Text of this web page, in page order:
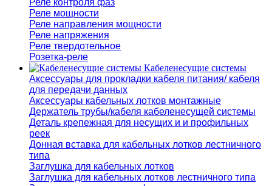
Реле контроля фаз
Реле мощности
Реле направления мощности
Реле напряжения
Реле твердотельное
Розетка-реле
Кабеленесущие системы
Аксессуары для прокладки кабеля питания/ кабеля
для передачи данных
Аксессуары кабельных лотков монтажные
Держатель трубы/кабеля кабеленесущей системы
Деталь крепежная для несущих и и профильных
реек
Донная вставка для кабельных лотков лестничного
типа
Заглушка для кабельных лотков
Заглушка для кабельных лотков лестничного типа